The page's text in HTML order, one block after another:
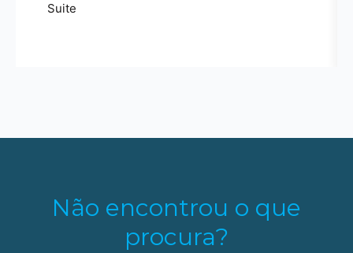
Suite
Não encontrou o que
procura?